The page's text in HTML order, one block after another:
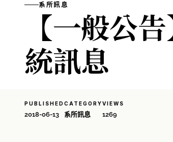
系所訊息
【一般公
統訊息
PUBLISHED
2018-06-13
CATEGORY
系所訊息
VIEWS
1269